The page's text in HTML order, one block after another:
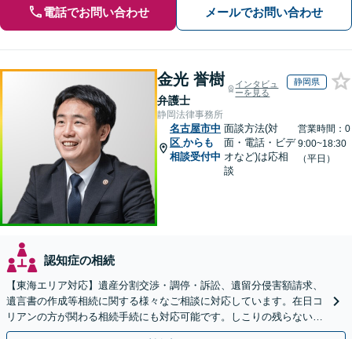
電話でお問い合わせ メールでお問い合わせ
金光 誉樹
弁護士
インタビュ
ーを見る
静岡県
静岡法律事務所
名古屋市中
区 からも
相談受付中
面談方法(対
面・電話・ビデ
オなど)は応相
談
営業時間：0
9:00~18:30
（平日）
認知症の相続
【東海エリア対応】遺産分割交渉・調停・訴訟、遺留分侵害額請求、
遺言書の作成等相続に関する様々なご相談に対応しています。在日コ
リアンの方が関わる相続手続にも対応可能です。しこりの残らない解
決を特に意識しています。